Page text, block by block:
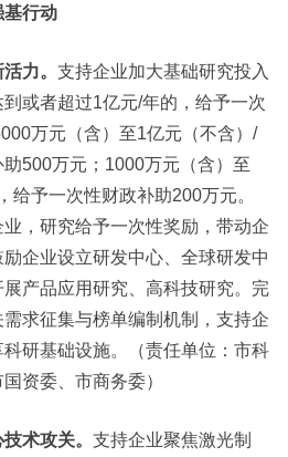
基行动
力。 支持企业加大基础研究投入
或者超过1亿元/年的，给予一次
万元（含）至1亿元（不含）/
500万元；1000万元（含）至
给予一次性财政补助200万元。
，研究给予一次性奖励，带动企
企业设立研发中心、全球研发中
产品应用研究、高科技研究。完
求征集与榜单编制机制，支持企
研基础设施。（责任单位：市科
资委、市商务委）
术攻关。 支持企业聚焦激光制